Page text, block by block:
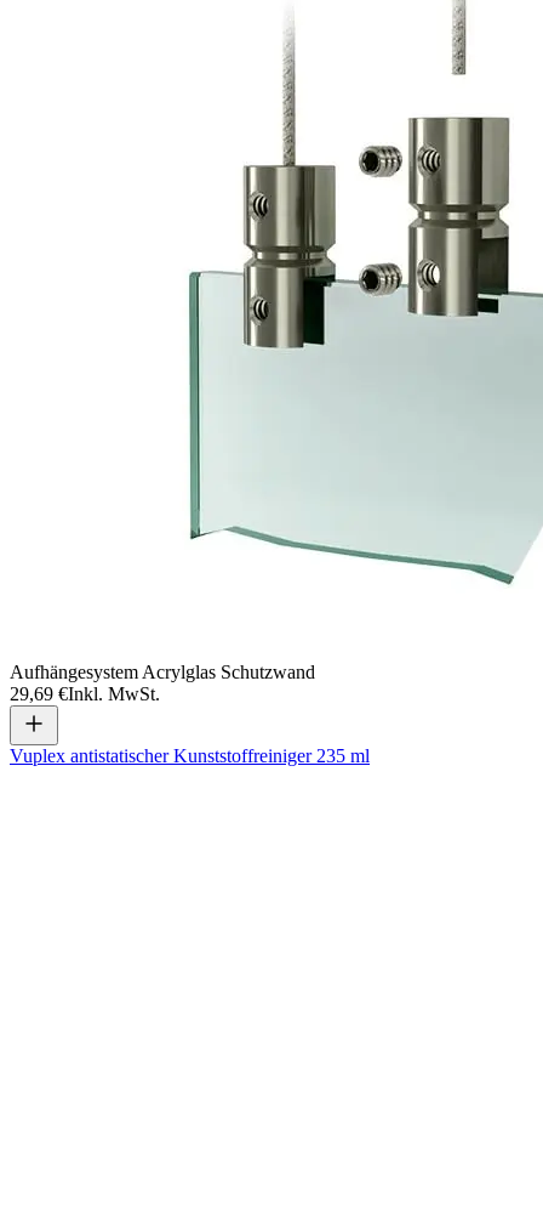
Aufhängesystem Acrylglas Schutzwand
29,69 €Inkl. MwSt.
Vuplex antistatischer Kunststoffreiniger 235 ml